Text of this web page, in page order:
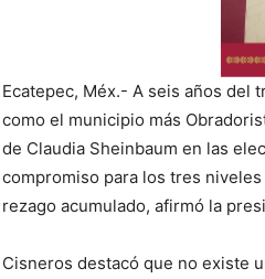
Ecatepec, Méx.- A seis años del
como el municipio más
de Claudia Sheinbaum en las
compromiso para los tres
rezago acumulado, afirmó la
Cisneros destacó que no existe